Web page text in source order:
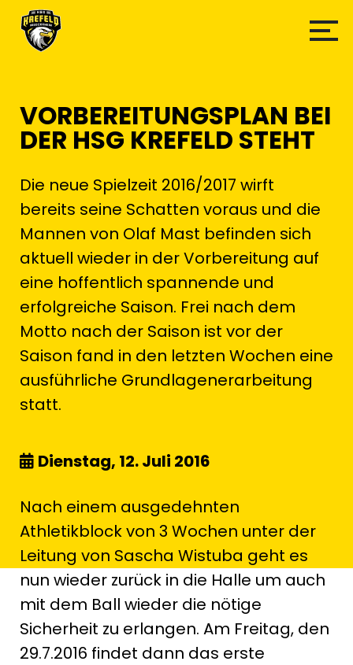
VORBEREITUNGSPLAN BEI
DER HSG KREFELD STEHT
Die neue Spielzeit 2016/2017 wirft
bereits seine Schatten voraus und die
Mannen von Olaf Mast befinden sich
aktuell wieder in der Vorbereitung auf
eine hoffentlich spannende und
erfolgreiche Saison. Frei nach dem
Motto nach der Saison ist vor der
Saison fand in den letzten Wochen eine
ausführliche Grundlagenerarbeitung
statt.
Dienstag, 12. Juli 2016
Nach einem ausgedehnten
Athletikblock von 3 Wochen unter der
Leitung von Sascha Wistuba geht es
nun wieder zurück in die Halle um auch
mit dem Ball wieder die nötige
Sicherheit zu erlangen. Am Freitag, den
29.7.2016 findet dann das erste